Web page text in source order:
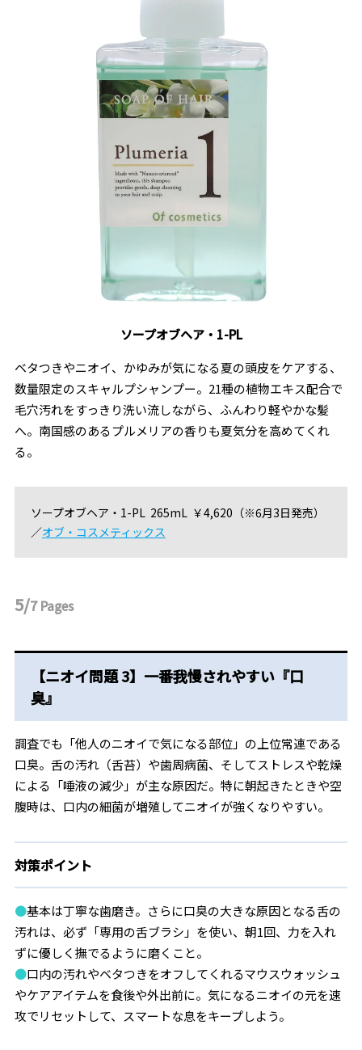
ソープオブヘア・1-PL
ベタつきやニオイ、かゆみが気になる夏の頭皮をケアする、
数量限定のスキャルプシャンプー。21種の植物エキス配合で
毛穴汚れをすっきり洗い流しながら、ふんわり軽やかな髪
へ。南国感のあるプルメリアの香りも夏気分を高めてくれ
る。
ソープオブヘア・1-PL 265mL ￥4,620（※6月3日発売）
／オブ・コスメティックス
5/7Pages
【ニオイ問題 3】一番我慢されやすい『口
臭』
調査でも「他人のニオイで気になる部位」の上位常連である
口臭。舌の汚れ（舌苔）や歯周病菌、そしてストレスや乾燥
による「唾液の減少」が主な原因だ。特に朝起きたときや空
腹時は、口内の細菌が増殖してニオイが強くなりやすい。
対策ポイント
●基本は丁寧な歯磨き。さらに口臭の大きな原因となる舌の
汚れは、必ず「専用の舌ブラシ」を使い、朝1回、力を入れ
ずに優しく撫でるように磨くこと。
●口内の汚れやベタつきをオフしてくれるマウスウォッシュ
やケアアイテムを食後や外出前に。気になるニオイの元を速
攻でリセットして、スマートな息をキープしよう。